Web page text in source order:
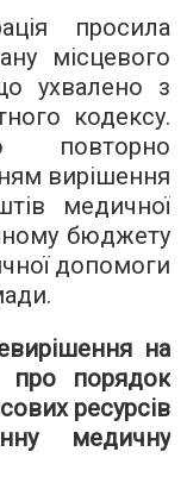
просила
місцевого
ухвалено з
кодексу.
повторно
вирішення
медичної
бюджету
допомоги
на
про порядок
ресурсів
медичну